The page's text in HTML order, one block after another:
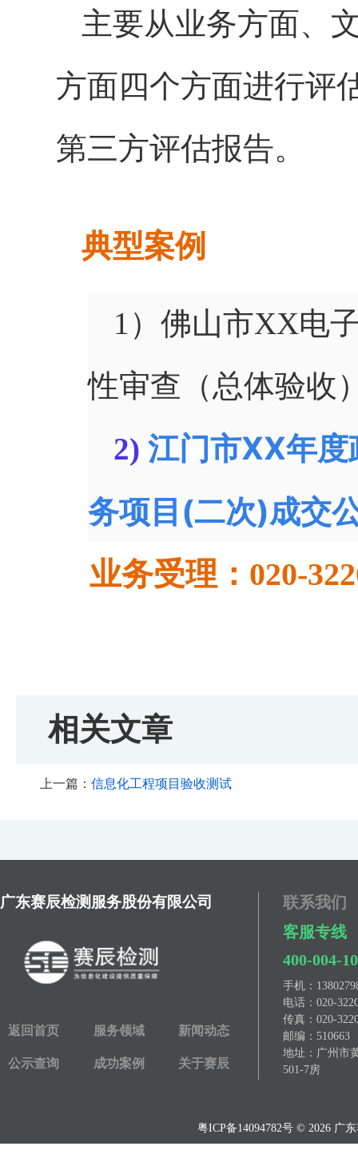
主要从业务方面、
方面四个方面进行评
第三方评估报告。
典型案例
1）佛山市XX电
性审查（总体验收
2) 江门市XX年
务项目(二次)成交
业务受理：020-
相关文章
上一篇： 信息化工程项目验收测试
广东赛辰检测服务股份有限公司
返回首页 服务领域 新闻动态
公示查询 成功案例 关于赛辰
联系我们
客服专线
400-004-
手机：
电话：020-
传真：020-
邮编：510663
地址：广州市
501-7房
粤ICP备14094782号 © 2026 广